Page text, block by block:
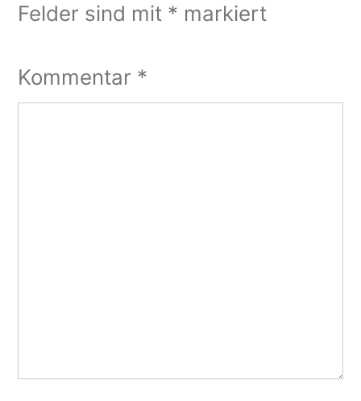
Felder sind mit * markiert
Kommentar *